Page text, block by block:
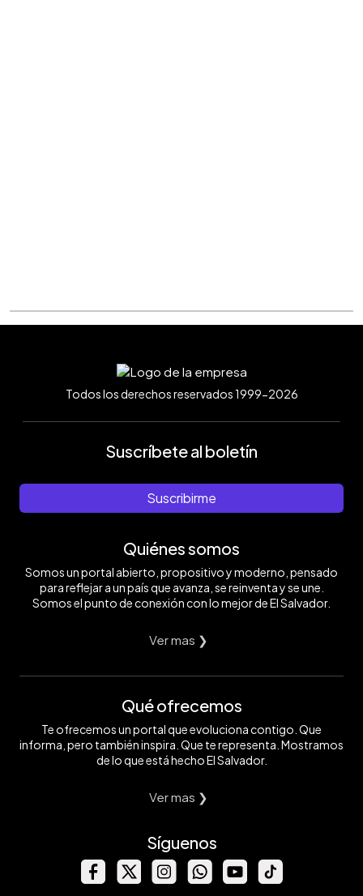
Todos los derechos reservados 1999-2026
Suscríbete al boletín
Suscribirme
Quiénes somos
Somos un portal abierto, propositivo y moderno, pensado
para reflejar a un país que avanza, se reinventa y se une.
Somos el punto de conexión con lo mejor de El Salvador.
Ver mas ❯
Qué ofrecemos
Te ofrecemos un portal que evoluciona contigo. Que
informa, pero también inspira. Que te representa. Mostramos
de lo que está hecho El Salvador.
Ver mas ❯
Síguenos